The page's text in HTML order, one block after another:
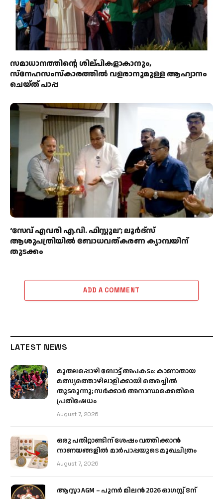
സമാധാനത്തിന്റെ ശില്പികളാകാനും,
സ്നേഹസംസ്കാരത്തിൽ വളരാനുമുള്ള ആഹ്വാനം
ചെയ്ത് പാപ്പ
‘സേവ് എവരി എ.വി. ഫിസ്റ്റുല’; ലൂർദ്‌സ്
ആശുപത്രിയിൽ ബോധവത്കരണ ക്യാമ്പയിന്
തുടക്കം
ADD A COMMENT
LATEST NEWS
മുതലപ്പൊഴി ബോട്ട് അപകടം: കാണാതായ
മത്സ്യത്തൊഴിലാളിക്കായി തെരച്ചിൽ
തുടരുന്നു; സർക്കാർ അനാസ്ഥക്കെതിരെ
പ്രതിഷേധം
August 7, 2026
ഒരു പതിറ്റാണ്ടിന് ശേഷം വത്തിക്കാൻ
നാണയങ്ങളിൽ മാർപാപ്പയുടെ മുഖചിത്രം
August 7, 2026
ആസ്റ്റാ AGM – പുനർ മിലൻ 2026 ഓഗസ്റ്റ് 8ന്